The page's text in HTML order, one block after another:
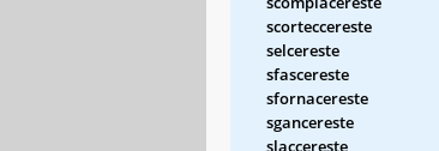
scorteccereste
selcereste
sfascereste
sfornacereste
sgancereste
slaccereste